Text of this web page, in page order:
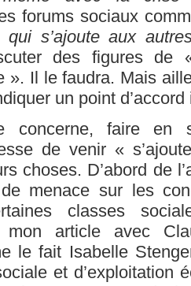
forums sociaux
qui s’ajoute aux
des figures de
». Il le faudra. Mais
un point
concerne, faire en
de venir «
choses. D’abord de
menace sur les
classes
mon article avec
le fait Isabelle
et d’exploitation